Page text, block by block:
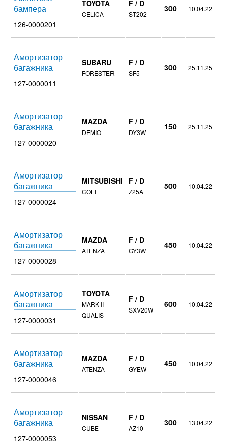
бампера
126-0000201
TOYOTA
CELICA
F / D
ST202
300 10.04.22
Амортизатор
багажника
127-0000011
SUBARU
FORESTER
F / D
SF5
300 25.11.25
Амортизатор
багажника
127-0000020
MAZDA
DEMIO
F / D
DY3W
150 25.11.25
Амортизатор
багажника
127-0000024
MITSUBISHI
COLT
F / D
Z25A
500 10.04.22
Амортизатор
багажника
127-0000028
MAZDA
ATENZA
F / D
GY3W
450 10.04.22
Амортизатор
багажника
127-0000031
TOYOTA
MARK II
QUALIS
F / D
SXV20W
600 10.04.22
Амортизатор
багажника
127-0000046
MAZDA
ATENZA
F / D
GYEW
450 10.04.22
Амортизатор
багажника
127-0000053
NISSAN
CUBE
F / D
AZ10
300 13.04.22